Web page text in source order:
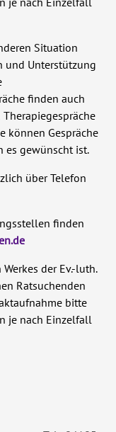
Situation
und Unterstützung
finden auch
Therapiegespräche
können Gespräche
es gewünscht ist.
über Telefon
finden
der Ev.-luth.
Ratsuchenden
bitte
je nach Einzelfall